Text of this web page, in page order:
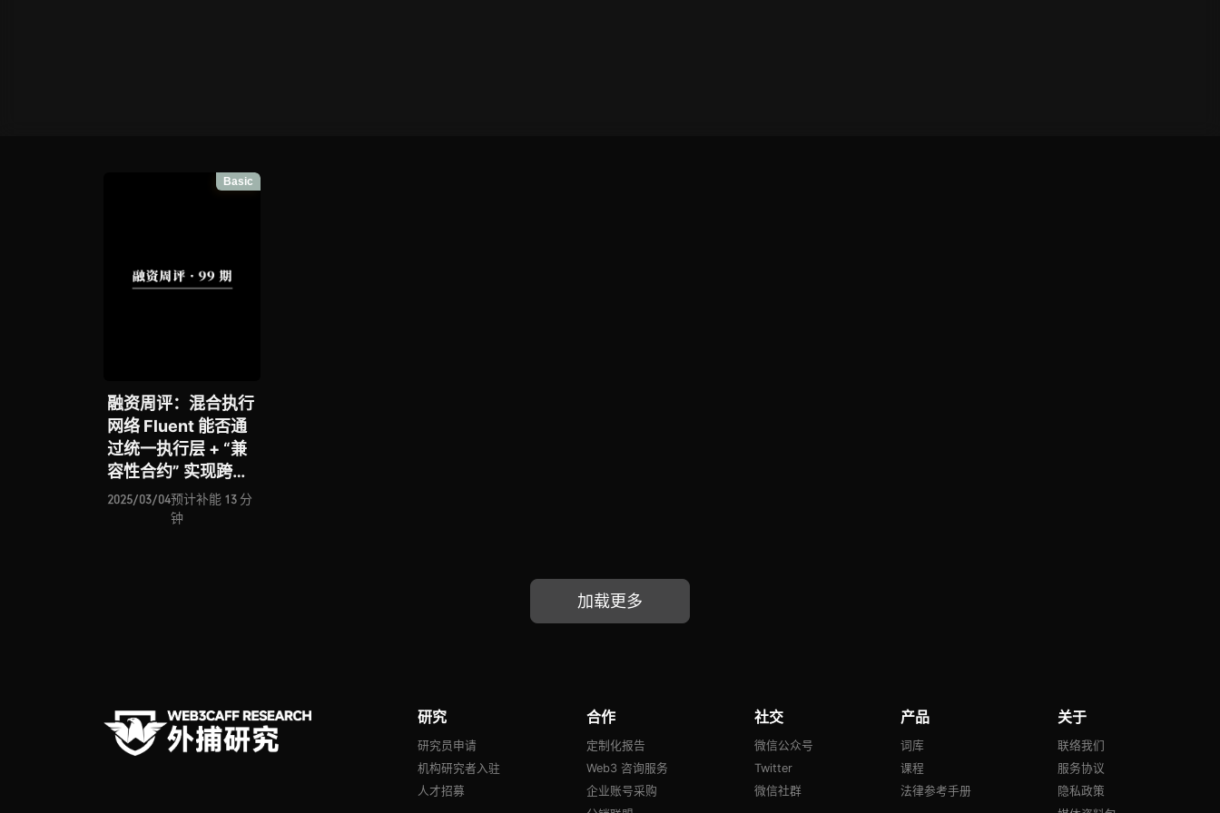
Basic
融资周评：混合执行
网络 Fluent 能否通
过统一执行层 + “兼
容性合约” 实现跨
VM 技术新突破？数
据加密层的 Primus
2025/03/04预计补能 13 分
钟
加载更多
研究
研究员申请
机构研究者入驻
人才招募
合作
定制化报告
Web3 咨询服务
企业账号采购
社交
微信公众号
Twitter
微信社群
产品
词库
课程
法律参考手册
关于
联络我们
服务协议
隐私政策